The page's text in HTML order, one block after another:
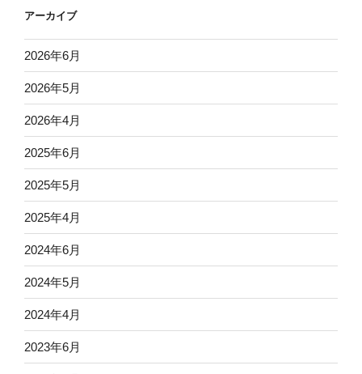
アーカイブ
2026年6月
2026年5月
2026年4月
2025年6月
2025年5月
2025年4月
2024年6月
2024年5月
2024年4月
2023年6月